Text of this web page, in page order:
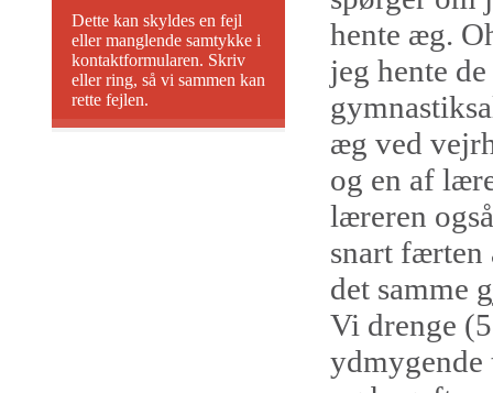
hente æg.
jeg hente
æg ved
og en af
læreren
snart færten
det samme
Vi drenge
ydmygende
Dette kan skyldes en fejl
eller manglende samtykke i
kontaktformularen. Skriv
eller ring, så vi sammen kan
rette fejlen.